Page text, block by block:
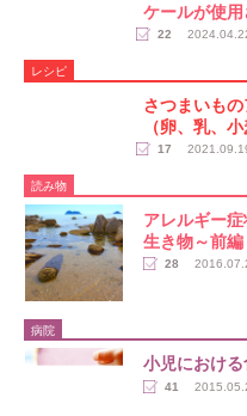
ケールが使
22
さつまいもの
17
読み物
28